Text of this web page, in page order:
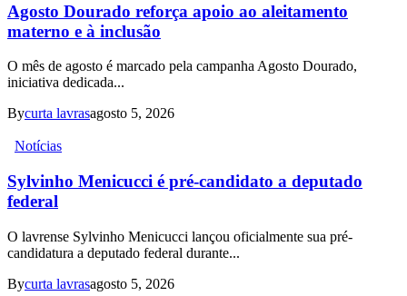
Agosto Dourado reforça apoio ao aleitamento
materno e à inclusão
O mês de agosto é marcado pela campanha Agosto Dourado,
iniciativa dedicada...
Bycurta lavrasagosto 5, 2026
Notícias
Sylvinho Menicucci é pré-candidato a deputado
federal
O lavrense Sylvinho Menicucci lançou oficialmente sua pré-
candidatura a deputado federal durante...
Bycurta lavrasagosto 5, 2026